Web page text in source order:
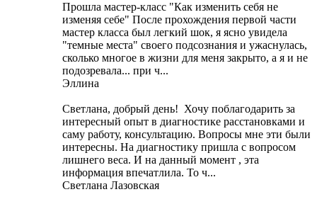
Прошла мастер-класс "Как изменить себя не
изменяя себе" После прохождения первой части
мастер класса был легкий шок, я ясно увидела
"темные места" своего подсознания и ужаснулась,
сколько многое в жизни для меня закрыто, а я и не
подозревала... при ч...
Эллина
Светлана, добрый день! Хочу поблагодарить за
интересный опыт в диагностике расстановками и
саму работу, консультацию. Вопросы мне эти были
интересны. На диагностику пришла с вопросом
лишнего веса. И на данный момент , эта
информация впечатлила. То ч...
Светлана Лазовская